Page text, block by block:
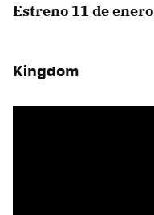
Estreno 11 de enero
Kingdom